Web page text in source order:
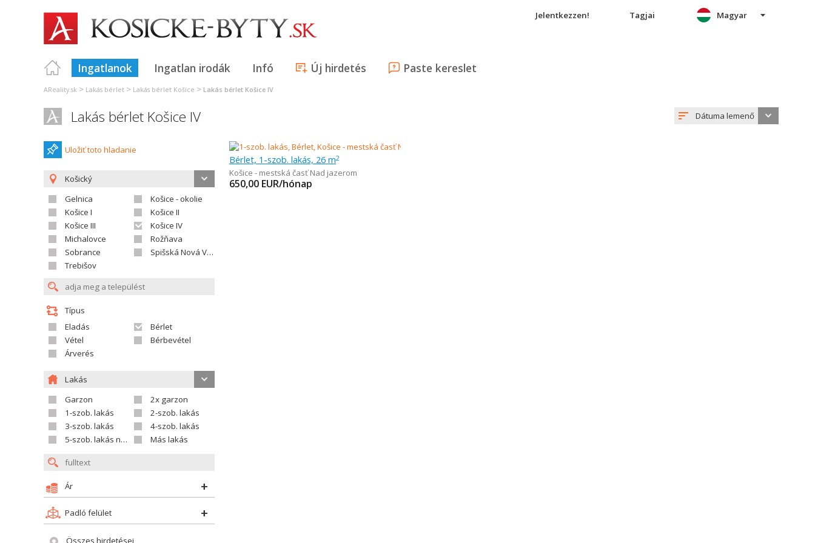
Jelentkezzen! Tagjai
Ingatlanok Ingatlan irodák Infó Új hirdetés Paste kereslet
Magyar
AReality.sk > Lakás bérlet > Lakás bérlet Košice > Lakás bérlet Košice IV
Lakás bérlet Košice IV Dátuma lemenő
Uložiť toto hladanie
Košický
Gelnica
Košice - okolie
Košice I
Košice II
Košice III
Košice IV
Michalovce
Rožňava
Sobrance
Spišská Nová Ves
Trebišov
Típus
Eladás
Bérlet
Vétel
Bérbevétel
Árverés
Lakás
Garzon
2x garzon
1-szob. lakás
2-szob. lakás
3-szob. lakás
4-szob. lakás
5-szob. lakás nagyobb
Más lakás
Ár
Padló felület
Összes hirdetései
Bérlet, 1-szob. lakás, 26 m2
Košice - mestská časť Nad jazerom
650,00 EUR/hónap